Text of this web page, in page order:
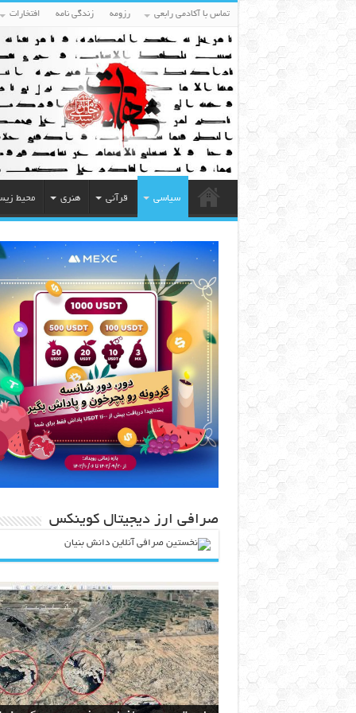
تماس با آکادمی رابعی رزومه زندگی نامه افتخارات
سیاسی قرآنی هنری محیط
صرافی ارز دیجیتال کوینکس